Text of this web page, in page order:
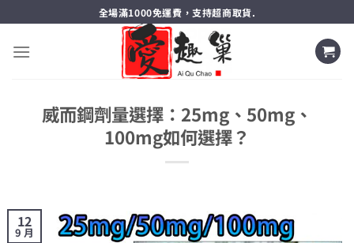
轉
全場滿1000免運費，支持超商取貨.
威而鋼劑量選擇：25mg、50mg、
100mg如何選擇？
12
9 月